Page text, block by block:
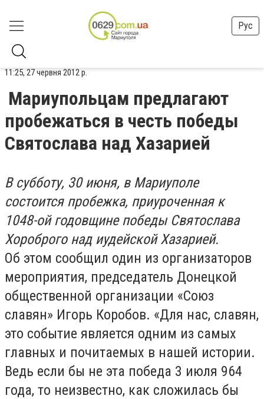
Рус
11:25, 27 червня 2012 р.
Мариупольцам предлагают
пробежаться в честь победы
Святослава над Хазарией
В субботу, 30 июня, в Мариуполе
состоится пробежка, приуроченная к
1048-ой годовщине победы Святослава
Хороброго над иудейской Хазарией.
Об этом сообщил один из организаторов
мероприятия, председатель Донецкой
общественной организации «Союз
славян» Игорь Коробов. «Для нас, славян,
это событие является одним из самых
главных и почитаемых в нашей истории.
Ведь если бы не эта победа 3 июля 964
года, то неизвестно, как сложилась бы